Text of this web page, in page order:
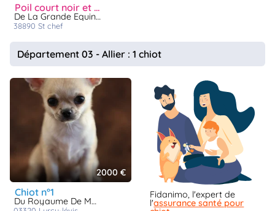
poil court noir et feu
De La Grande Equinoxe
38890 st chef
Département 03 - Allier : 1 chiot
2000 €
chiot n°1
Du Royaume De Matiliane
Fidanimo, l'expert de
l'assurance santé pour